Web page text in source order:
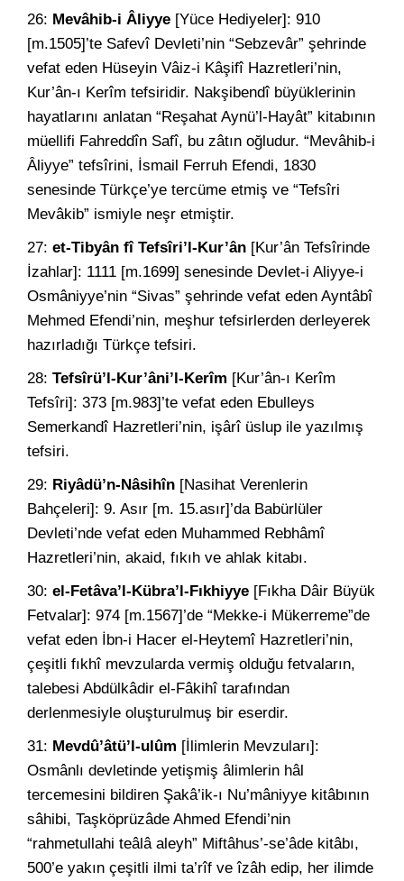
26: Mevâhib-i Âliyye [Yüce Hediyeler]: 910
[m.1505]’te Safevî Devleti’nin “Sebzevâr” şehrinde
vefat eden Hüseyin Vâiz-i Kâşifî Hazretleri’nin,
Kur’ân-ı Kerîm tefsiridir. Nakşibendî büyüklerinin
hayatlarını anlatan “Reşahat Aynü’l-Hayât” kitabının
müellifi Fahreddîn Safî, bu zâtın oğludur. “Mevâhib-i
Âliyye” tefsîrini, İsmail Ferruh Efendi, 1830
senesinde Türkçe’ye tercüme etmiş ve “Tefsîri
Mevâkib” ismiyle neşr etmiştir.
27: et-Tibyân fî Tefsîri’l-Kur’ân [Kur’ân Tefsîrinde
İzahlar]: 1111 [m.1699] senesinde Devlet-i Aliyye-i
Osmâniyye’nin “Sivas” şehrinde vefat eden Ayntâbî
Mehmed Efendi’nin, meşhur tefsirlerden derleyerek
hazırladığı Türkçe tefsiri.
28: Tefsîrü’l-Kur’âni’l-Kerîm [Kur’ân-ı Kerîm
Tefsîri]: 373 [m.983]’te vefat eden Ebulleys
Semerkandî Hazretleri’nin, işârî üslup ile yazılmış
tefsiri.
29: Riyâdü’n-Nâsihîn [Nasihat Verenlerin
Bahçeleri]: 9. Asır [m. 15.asır]’da Babürlüler
Devleti’nde vefat eden Muhammed Rebhâmî
Hazretleri’nin, akaid, fıkıh ve ahlak kitabı.
30: el-Fetâva’l-Kübra’l-Fıkhiyye [Fıkha Dâir Büyük
Fetvalar]: 974 [m.1567]’de “Mekke-i Mükerreme”de
vefat eden İbn-i Hacer el-Heytemî Hazretleri’nin,
çeşitli fıkhî mevzularda vermiş olduğu fetvaların,
talebesi Abdülkâdir el-Fâkihî tarafından
derlenmesiyle oluşturulmuş bir eserdir.
31: Mevdû’âtü’l-ulûm [İlimlerin Mevzuları]:
Osmânlı devletinde yetişmiş âlimlerin hâl
tercemesini bildiren Şakâ’ik-ı Nu’mâniyye kitâbının
sâhibi, Taşköprüzâde Ahmed Efendi’nin
“rahmetullahi teâlâ aleyh” Miftâhus’-se’âde kitâbı,
500’e yakın çeşitli ilmi ta’rîf ve îzâh edip, her ilimde